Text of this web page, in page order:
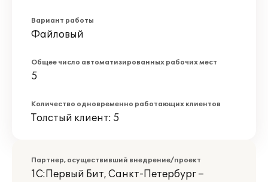
Вариант работы
Файловый
Общее число автоматизированных рабочих мест
5
Количество одновременно работающих клиентов
Толстый клиент: 5
Партнер, осуществивший внедрение/проект
1С:Первый Бит, Санкт-Петербург –